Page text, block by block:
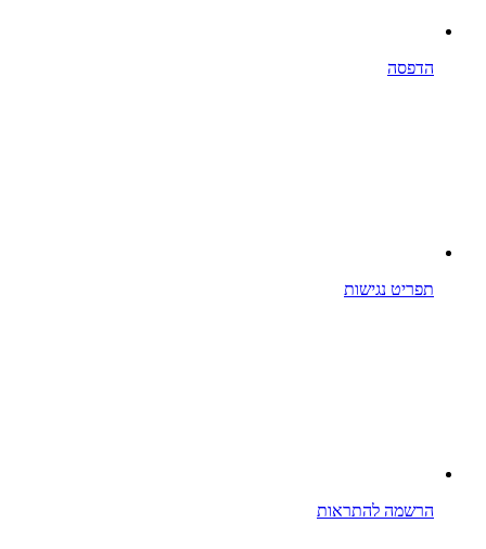
הדפסה
תפריט נגישות
הרשמה להתראות